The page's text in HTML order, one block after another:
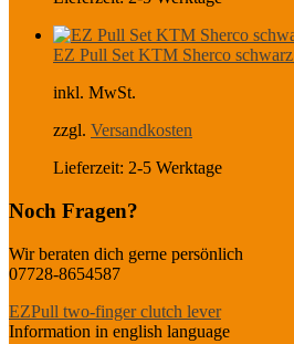
EZ Pull Set KTM Sherco schwarz
inkl. MwSt.
zzgl. Versandkosten
Lieferzeit: 2-5 Werktage
Noch Fragen?
Wir beraten dich gerne persönlich
07728-8654587
EZPull two-finger clutch lever
Information in english language